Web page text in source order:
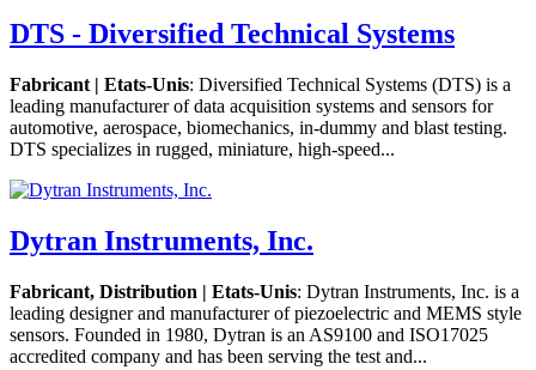
DTS - Diversified Technical Systems
Fabricant | Etats-Unis: Diversified Technical Systems (DTS) is a
leading manufacturer of data acquisition systems and sensors for
automotive, aerospace, biomechanics, in-dummy and blast testing.
DTS specializes in rugged, miniature, high-speed...
Dytran Instruments, Inc.
Fabricant, Distribution | Etats-Unis: Dytran Instruments, Inc. is a
leading designer and manufacturer of piezoelectric and MEMS style
sensors. Founded in 1980, Dytran is an AS9100 and ISO17025
accredited company and has been serving the test and...